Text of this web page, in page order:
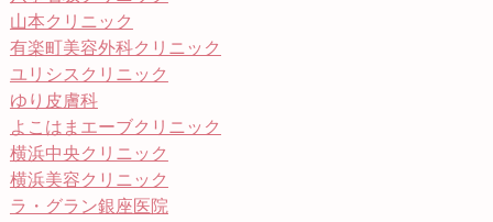
山本クリニック
有楽町美容外科クリニック
ユリシスクリニック
ゆり皮膚科
よこはまエーブクリニック
横浜中央クリニック
横浜美容クリニック
ラ・グラン銀座医院